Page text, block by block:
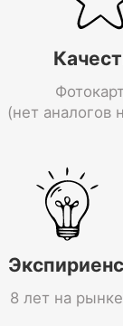
(нет аналогов
Экспириенс
8 лет на рынке